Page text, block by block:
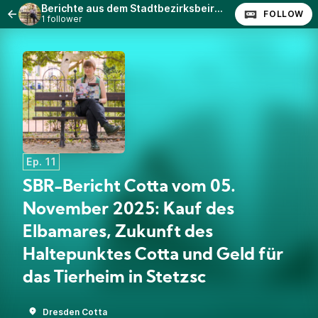
Berichte aus dem Stadtbezirksbeirat Cotta
1 follower FOLLOW
Ep. 11
SBR-Bericht Cotta vom 05.
November 2025: Kauf des
Elbamares, Zukunft des
Haltepunktes Cotta und Geld für
das Tierheim in Stetzsc
Dresden Cotta